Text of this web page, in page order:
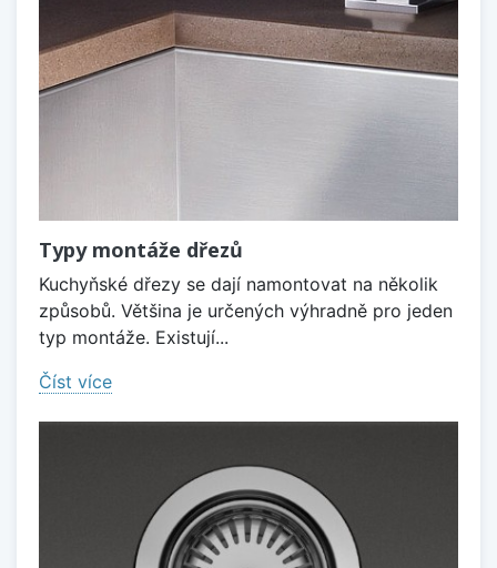
Typy montáže dřezů
Kuchyňské dřezy se dají namontovat na několik
způsobů. Většina je určených výhradně pro jeden
typ montáže. Existují...
Číst více